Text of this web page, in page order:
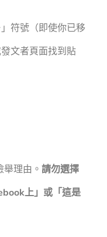
符號（即使你已移
文者頁面找到貼
舉理由。請勿選擇
上」或「這是